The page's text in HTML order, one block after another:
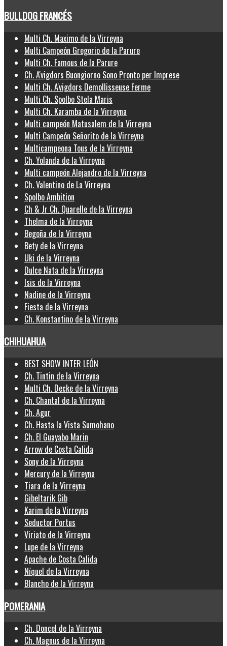
BULLDOG FRANCÉS
Multi Ch. Maximo de la Virreyna
Multi Campeón Gregorio de la Parure
Multi Ch. Famous de la Parure
Ch. A'vigdors Buongiorno Sono Pronto per Imprese
Multi Ch. A'vigdors Demollisseuse Ferme
Multi Ch. Spolbo Stela Maris
Multi Ch. Karamba de la Virreyna
Multi campeón Matusalem de la Virreyna
Multi Campeón Señorito de la Virreyna
Multicampeona Tous de la Virreyna
Ch. Yolanda de la Virreyna
Multi campeón Alejandro de la Virreyna
Ch. Valentino de La Virreyna
Spolbo Ambition
Ch & Jr Ch. Quarelle de la Virreyna
Thelma de la Virreyna
Begoña de la Virreyna
Bety de la Virreyna
Uki de la Virreyna
Dulce Nata de la Virreyna
Isis de la Virreyna
Nadine de la Virreyna
Fiesta de la Virreyna
Ch. Konstantino de la Virreyna
CHIHUAHUA
BEST SHOW INTER LEÓN
Ch. Tintin de la Virreyna
Multi Ch. Decke de la Virreyna
Ch. Chantal de la Virreyna
Ch. Agur
Ch. Hasta la Vista Sumohano
Ch. El Guayabo Marin
Arrow de Costa Calida
Sony de la Virreyna
Mercury de la Virreyna
Tiara de la Virreyna
Gibeltarik Gib
Karim de la Virreyna
Seductor Portus
Viriato de la Virreyna
Lupe de la Virreyna
Apache de Costa Calida
Níquel de la Virreyna
Blancho de la Virreyna
POMERANIA
Ch. Doncel de la Virreyna
Ch. Magnus de la Virreyna